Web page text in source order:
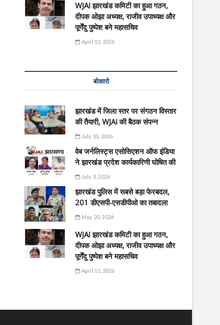
WJAI झारखंड कमिटी का हुआ गठन,
दीपक ओझा अध्यक्ष, राजीव उपाध्यक्ष और
पूर्णेंदु पुष्पेश बने महासचिव
April 13, 2026
बोकारो
झारखंड में जिला स्तर पर संगठन विस्तार
की तैयारी, WJAI की बैठक संपन्न
July 10, 2026
वेब जर्नलिस्ट्स एसोसिएशन ऑफ इंडिया
ने झारखंड प्रदेश कार्यकारिणी घोषित की
July 3, 2026
झारखंड पुलिस में सबसे बड़ा फेरबदल,
201 डीएसपी-एसडीपीओ का तबादला
May 20, 2026
WJAI झारखंड कमिटी का हुआ गठन,
दीपक ओझा अध्यक्ष, राजीव उपाध्यक्ष और
पूर्णेंदु पुष्पेश बने महासचिव
April 13, 2026